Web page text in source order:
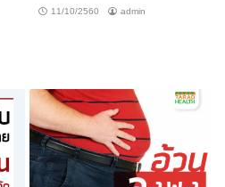
11/10/2560 admin